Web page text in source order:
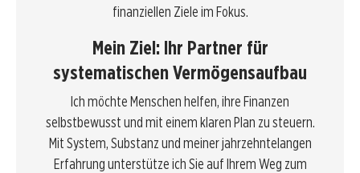
finanziellen Ziele im Fokus.
Mein Ziel: Ihr Partner für
systematischen Vermögensaufbau
Ich möchte Menschen helfen, ihre Finanzen
selbstbewusst und mit einem klaren Plan zu steuern.
Mit System, Substanz und meiner jahrzehntelangen
Erfahrung unterstütze ich Sie auf Ihrem Weg zum